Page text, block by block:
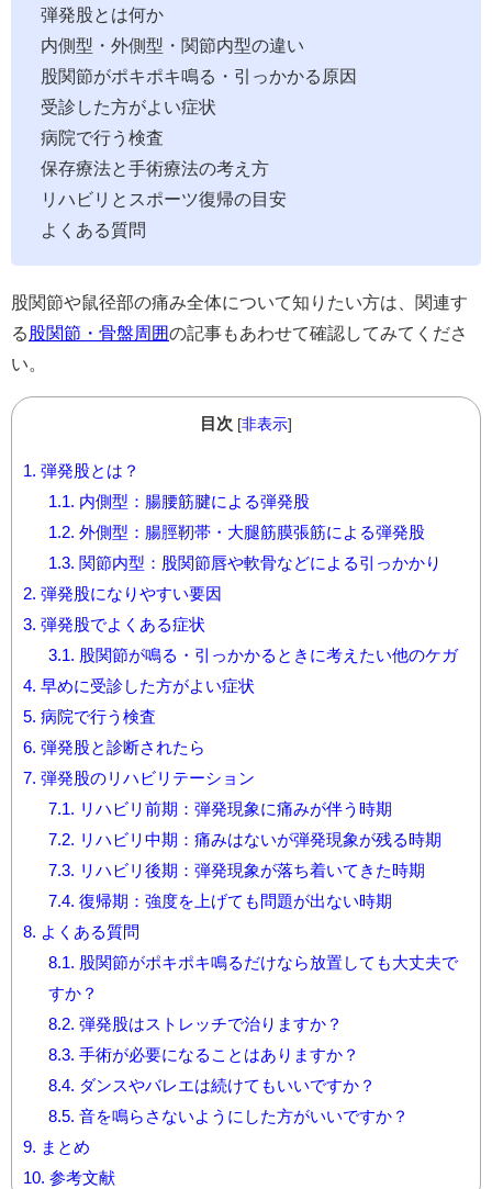
弾発股とは何か
内側型・外側型・関節内型の違い
股関節がポキポキ鳴る・引っかかる原因
受診した方がよい症状
病院で行う検査
保存療法と手術療法の考え方
リハビリとスポーツ復帰の目安
よくある質問
股関節や鼠径部の痛み全体について知りたい方は、関連す
る 股関節・骨盤周囲の記事もあわせて確認してみてくださ
い。
目次 [非表示]
1. 弾発股とは？
1.1. 内側型：腸腰筋腱による弾発股
1.2. 外側型：腸脛靭帯・大腿筋膜張筋による弾発股
1.3. 関節内型：股関節唇や軟骨などによる引っかかり
2. 弾発股になりやすい要因
3. 弾発股でよくある症状
3.1. 股関節が鳴る・引っかかるときに考えたい他のケガ
4. 早めに受診した方がよい症状
5. 病院で行う検査
6. 弾発股と診断されたら
7. 弾発股のリハビリテーション
7.1. リハビリ前期：弾発現象に痛みが伴う時期
7.2. リハビリ中期：痛みはないが弾発現象が残る時期
7.3. リハビリ後期：弾発現象が落ち着いてきた時期
7.4. 復帰期：強度を上げても問題が出ない時期
8. よくある質問
8.1. 股関節がポキポキ鳴るだけなら放置しても大丈夫で
すか？
8.2. 弾発股はストレッチで治りますか？
8.3. 手術が必要になることはありますか？
8.4. ダンスやバレエは続けてもいいですか？
8.5. 音を鳴らさないようにした方がいいですか？
9. まとめ
10. 参考文献